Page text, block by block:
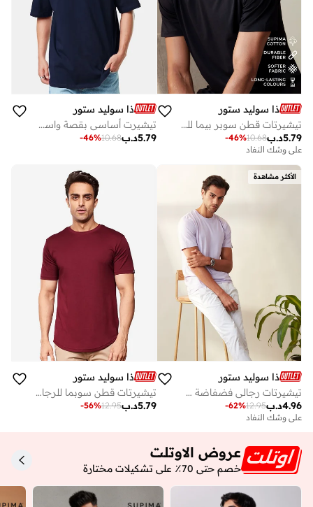
ذا سوليد ستور
تيشيرتات قطن سوبر بيما للرجال والأولاد من ذا سوليد ستور
د.ب5.79
10.68
-46%
على وشك النفاد
ذا سوليد ستور
تيشيرت أساسي بقصة واسعة وأكمام نصفية ورقبة دائرية للرجال والأولاد من ذا سوليد ستور
د.ب5.79
10.68
-46%
الأكثر مشاهدة
ذا سوليد ستور
تيشيرتات رجالي فضفاضة سادة من ذا سولد ستور
د.ب4.96
12.95
-62%
على وشك النفاد
ذا سوليد ستور
تيشيرتات قطن سوبما للرجال والأولاد من ذا سولد ستور
د.ب5.79
12.95
-56%
عروض الاوتلت
خصم حتى 70٪ على تشكيلات مختارة